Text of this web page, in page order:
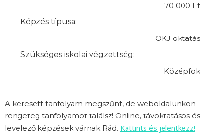
170 000 Ft
Képzés típusa:
OKJ oktatás
Szükséges iskolai végzettség:
Középfok
A keresett tanfolyam megszűnt, de weboldalunkon
rengeteg tanfolyamot találsz! Online, távoktatásos és
levelező képzések várnak Rád. Kattints és jelentkezz!